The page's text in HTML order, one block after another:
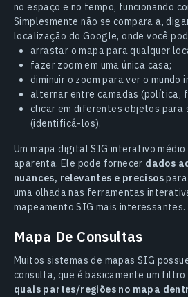
no espaço e no tempo, funcionando
Simplesmente não se compara a,
localização do Google, onde você
arrastar o mapa para qualquer
fazer zoom em uma única casa;
diminuir o zoom para ver o mundo
alternar entre camadas (política,
clicar em diferentes objetos para
(identificá-los).
Um mapa digital SIG interativo médio
aparenta. Ele pode fornecer dados
nuances, relevantes e precisos
uma olhada nas ferramentas
mapeamento SIG mais interessantes.
Mapa De Consultas
Muitos sistemas de mapas SIG
consulta, que é basicamente um
quais partes/regiões no mapa